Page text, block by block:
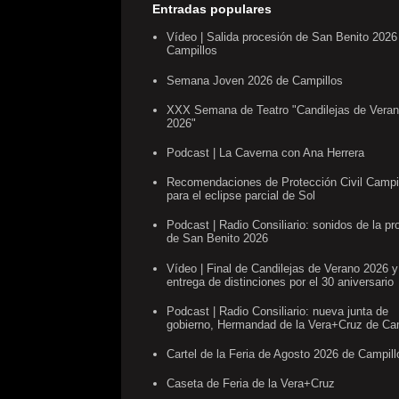
Entradas populares
Vídeo | Salida procesión de San Benito
Campillos
Semana Joven 2026 de Campillos
XXX Semana de Teatro "Candilejas de
2026"
Podcast | La Caverna con Ana Herrera
Recomendaciones de Protección Civil
para el eclipse parcial de Sol
Podcast | Radio Consiliario: sonidos de la
de San Benito 2026
Vídeo | Final de Candilejas de Verano 2026 y
entrega de distinciones por el 30 aniversario
Podcast | Radio Consiliario: nueva junta de
gobierno, Hermandad de la Vera+Cruz de
Cartel de la Feria de Agosto 2026 de
Caseta de Feria de la Vera+Cruz